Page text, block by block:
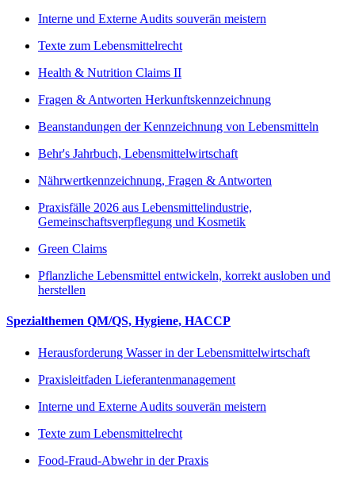
Interne und Externe Audits souverän meistern
Texte zum Lebensmittelrecht
Health & Nutrition Claims II
Fragen & Antworten Herkunftskennzeichnung
Beanstandungen der Kennzeichnung von Lebensmitteln
Behr's Jahrbuch, Lebensmittelwirtschaft
Nährwertkennzeichnung, Fragen & Antworten
Praxisfälle 2026 aus Lebensmittelindustrie,
Gemeinschaftsverpflegung und Kosmetik
Green Claims
Pflanzliche Lebensmittel entwickeln, korrekt ausloben und
herstellen
Spezialthemen QM/QS, Hygiene, HACCP
Herausforderung Wasser in der Lebensmittelwirtschaft
Praxisleitfaden Lieferantenmanagement
Interne und Externe Audits souverän meistern
Texte zum Lebensmittelrecht
Food-Fraud-Abwehr in der Praxis